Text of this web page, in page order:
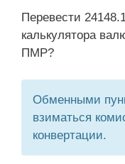
Перевести
калькулятора
ПМР?
Обменными
взиматься
конвертации.